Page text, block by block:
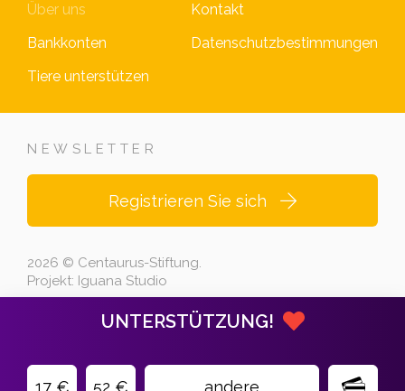
UNTERSTÜTZUNG!
17 € 52 € andere
Über uns
Bankkonten
Tiere unterstützen
Kontakt
Datenschutzbestimmungen
NEWSLETTER
Registrieren Sie sich
2026 © Centaurus-Stiftung.
Projekt: Iguana Studio